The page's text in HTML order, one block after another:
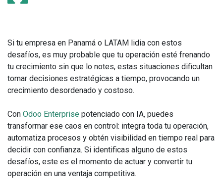
Si tu empresa en Panamá o LATAM lidia con estos
desafíos, es muy probable que tu operación esté frenando
tu crecimiento sin que lo notes, estas situaciones dificultan
tomar decisiones estratégicas a tiempo, provocando un
crecimiento desordenado y costoso.
Con Odoo Enterprise potenciado con IA, puedes
transformar ese caos en control: integra toda tu operación,
automatiza procesos y obtén visibilidad en tiempo real para
decidir con confianza. Si identificas alguno de estos
desafíos, este es el momento de actuar y convertir tu
operación en una ventaja competitiva.